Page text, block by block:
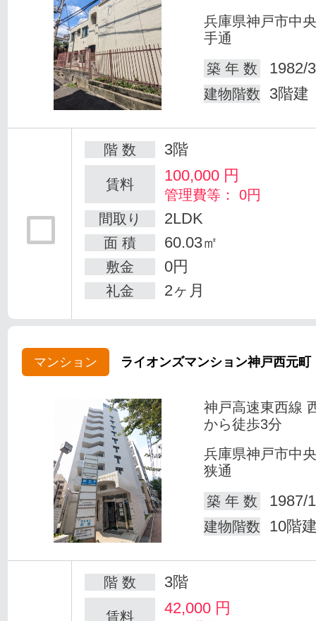
兵庫県神戸市中
手通
築 年 数
1982/
建物階数 3階建
階 数 3階
賃料 100,000 円
管理費等： 0円
間取り
2LDK
面 積 60.03㎡
敷金 0円
礼金 2ヶ月
マンション ライオンズマンション神戸西元町
神戸高速東西線
から徒歩3分
兵庫県神戸市中
狭通
築 年 数
1987/
建物階数 10階
階 数 3階
賃料 42,000 円